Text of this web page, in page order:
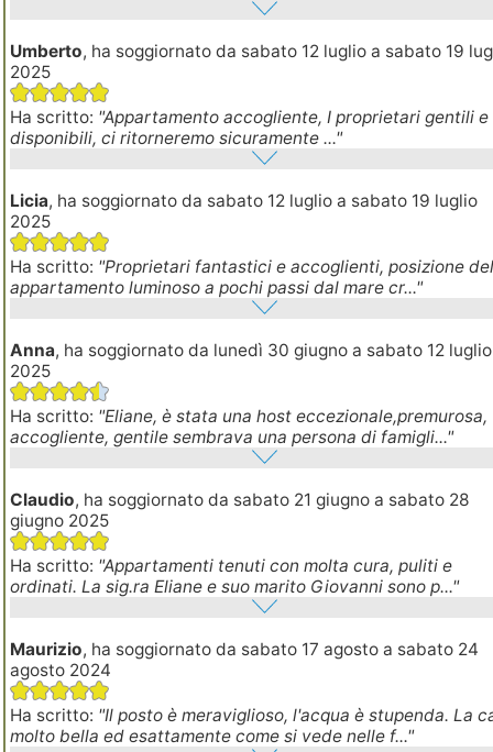
Umberto, ha soggiornato da sabato 12 luglio a sabato 19
2025
Ha scritto: "Appartamento accogliente, I proprietari gentili e
disponibili, ci ritorneremo sicuramente ..."
Licia, ha soggiornato da sabato 12 luglio a sabato 19 luglio
2025
Ha scritto: "Proprietari fantastici e accoglienti, posizione
appartamento luminoso a pochi passi dal mare cr..."
Anna, ha soggiornato da lunedì 30 giugno a sabato 12 luglio
2025
Ha scritto: "Eliane, è stata una host eccezionale,premurosa,
accogliente, gentile sembrava una persona di famigli..."
Claudio, ha soggiornato da sabato 21 giugno a sabato 28
giugno 2025
Ha scritto: "Appartamenti tenuti con molta cura, puliti e
ordinati. La sig.ra Eliane e suo marito Giovanni sono p..."
Maurizio, ha soggiornato da sabato 17 agosto a sabato 24
agosto 2024
Ha scritto: "Il posto è meraviglioso, l'acqua è stupenda. La
molto bella ed esattamente come si vede nelle f..."